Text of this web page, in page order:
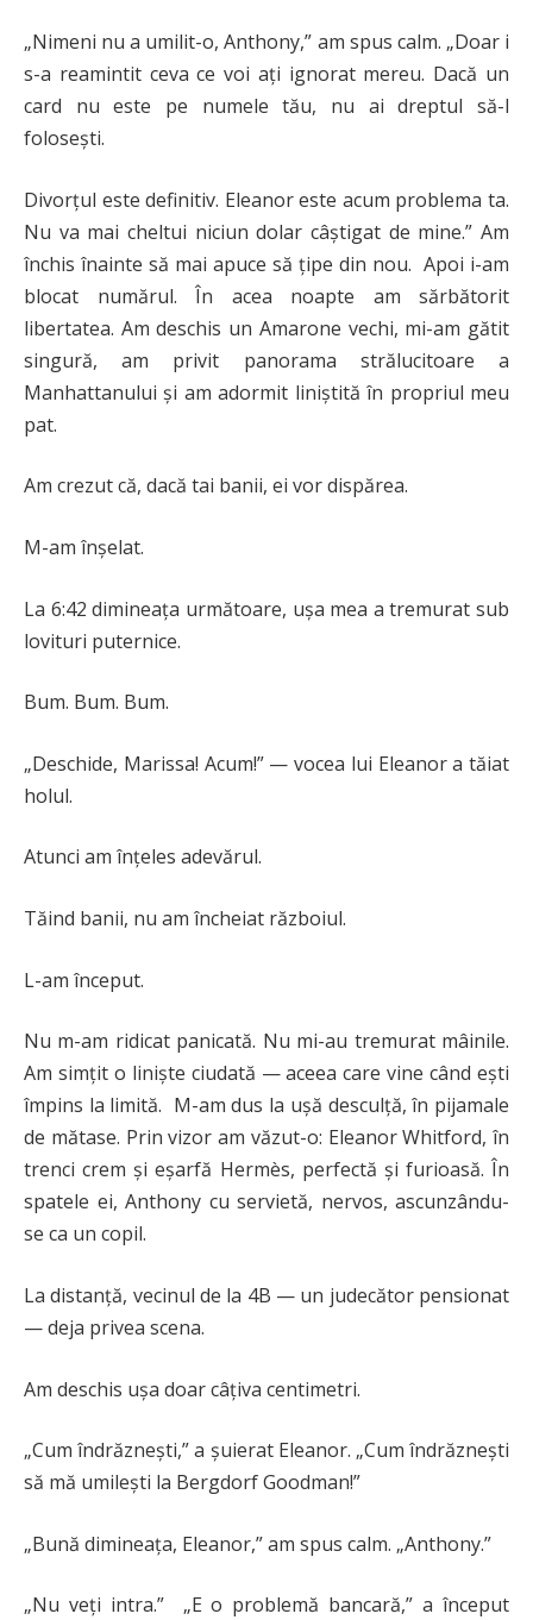
„Nimeni nu a umilit-o, Anthony,” am spus calm. „Doar i
s-a reamintit ceva ce voi ați ignorat mereu. Dacă un
card nu este pe numele tău, nu ai dreptul să-l
folosești.
Divorțul este definitiv. Eleanor este acum problema ta.
Nu va mai cheltui niciun dolar câștigat de mine.” Am
închis înainte să mai apuce să țipe din nou. Apoi i-am
blocat numărul. În acea noapte am sărbătorit
libertatea. Am deschis un Amarone vechi, mi-am gătit
singură, am privit panorama strălucitoare a
Manhattanului și am adormit liniștită în propriul meu
pat.
Am crezut că, dacă tai banii, ei vor dispărea.
M-am înșelat.
La 6:42 dimineața următoare, ușa mea a tremurat sub
lovituri puternice.
Bum. Bum. Bum.
„Deschide, Marissa! Acum!” — vocea lui Eleanor a tăiat
holul.
Atunci am înțeles adevărul.
Tăind banii, nu am încheiat războiul.
L-am început.
Nu m-am ridicat panicată. Nu mi-au tremurat mâinile.
Am simțit o liniște ciudată — aceea care vine când ești
împins la limită. M-am dus la ușă desculță, în pijamale
de mătase. Prin vizor am văzut-o: Eleanor Whitford, în
trenci crem și eșarfă Hermès, perfectă și furioasă. În
spatele ei, Anthony cu servietă, nervos, ascunzându-
se ca un copil.
La distanță, vecinul de la 4B — un judecător pensionat
— deja privea scena.
Am deschis ușa doar câțiva centimetri.
„Cum îndrăznești,” a șuierat Eleanor. „Cum îndrăznești
să mă umilești la Bergdorf Goodman!”
„Bună dimineața, Eleanor,” am spus calm. „Anthony.”
„Nu veți intra.” „E o problemă bancară,” a început